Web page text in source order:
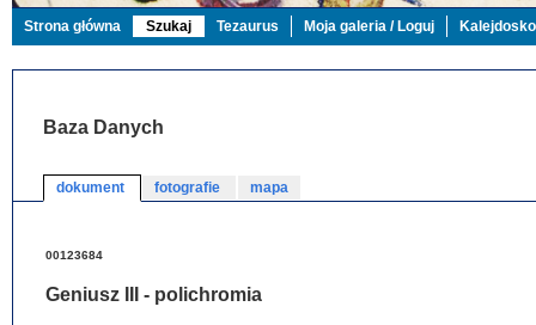
Strona główna Szukaj Tezaurus Moja galeria / Loguj
Baza Danych
dokument fotografie mapa
00123684
Geniusz III - polichromia